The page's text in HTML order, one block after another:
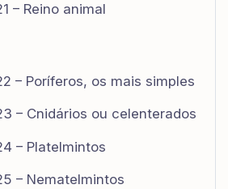
– Reino animal
– Poríferos, os mais simples
– Cnidários ou celenterados
– Platelmintos
– Nematelmintos